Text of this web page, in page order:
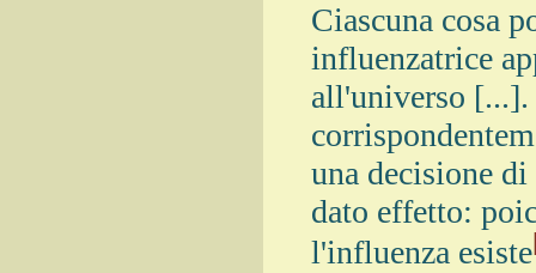
Ciascuna cosa
influenzatrice
all'universo [...].
una decisione
dato effetto:
l'influenza esiste